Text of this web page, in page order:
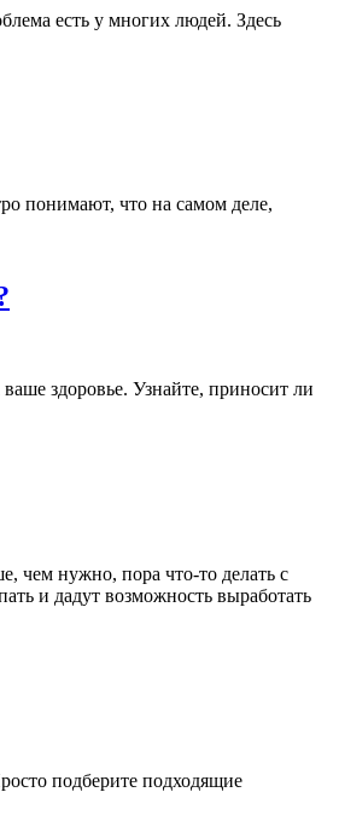
есть у многих людей. Здесь
понимают, что на самом деле,
здоровье. Узнайте, приносит ли
чем нужно, пора что-то делать с
и дадут возможность выработать
подберите подходящие